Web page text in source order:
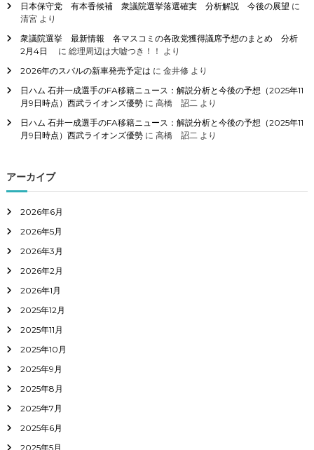
日本保守党 有本香候補 衆議院選挙落選確実 分析解説 今後の展望 に
清宮より
衆議院選挙 最新情報 各マスコミの各政党獲得議席予想のまとめ 分析
2月4日
に 総理周辺は大嘘つき！！ より
2026年のスバルの新車発売予定は に 金井修より
日ハム 石井一成選手のFA移籍ニュース：解説分析と今後の予想（2025年11
月9日時点）西武ライオンズ優勢に 高橋 詔二より
日ハム 石井一成選手のFA移籍ニュース：解説分析と今後の予想（2025年11
月9日時点）西武ライオンズ優勢に 高橋 詔二より
アーカイブ
2026年6月
2026年5月
2026年3月
2026年2月
2026年1月
2025年12月
2025年11月
2025年10月
2025年9月
2025年8月
2025年7月
2025年6月
2025年5月